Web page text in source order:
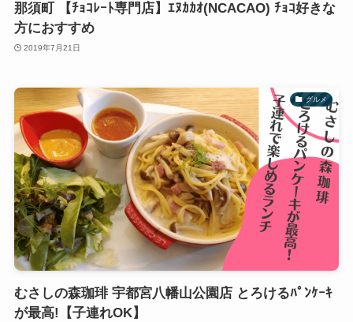
那須町 【ﾁｮｺﾚｰﾄ専門店】ｴﾇｶｶｵ(NCACAO) ﾁｮｺ好きな
方におすすめ
2019年7月21日
グルメ
むさしの森珈琲 宇都宮八幡山公園店 とろけるﾊﾟﾝｹｰｷ
が最高!【子連れOK】